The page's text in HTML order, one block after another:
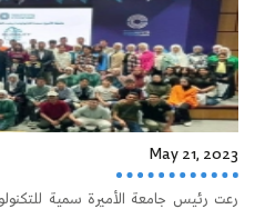
May 21, 2023
رعت رئيس جامعة الأميرة سمية